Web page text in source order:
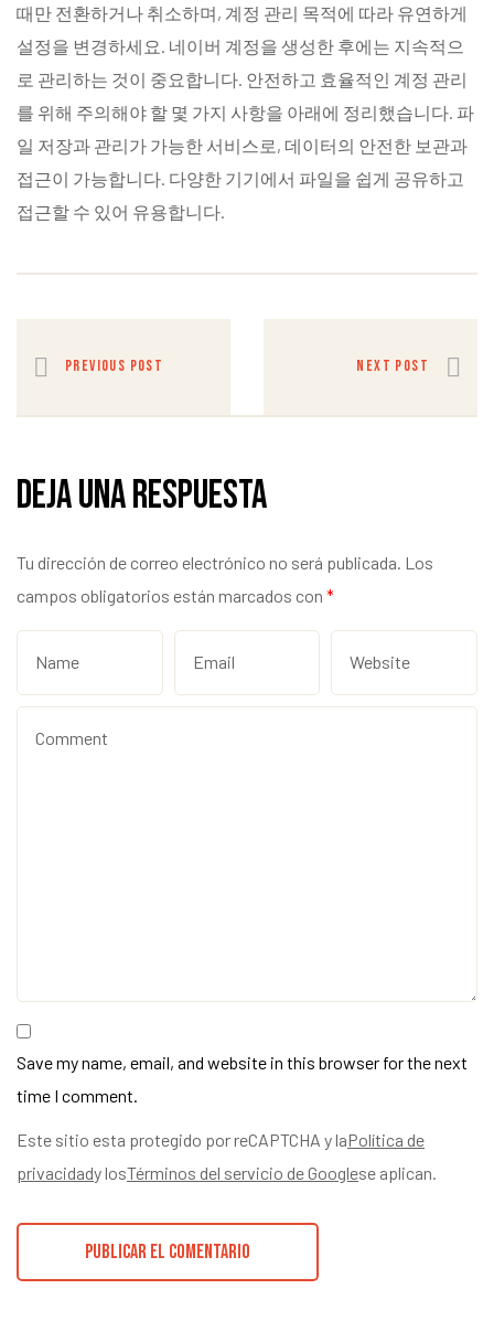
때만 전환하거나 취소하며, 계정 관리 목적에 따라 유연하게
설정을 변경하세요. 네이버 계정을 생성한 후에는 지속적으
로 관리하는 것이 중요합니다. 안전하고 효율적인 계정 관리
를 위해 주의해야 할 몇 가지 사항을 아래에 정리했습니다. 파
일 저장과 관리가 가능한 서비스로, 데이터의 안전한 보관과
접근이 가능합니다. 다양한 기기에서 파일을 쉽게 공유하고
접근할 수 있어 유용합니다.
PREVIOUS POST NEXT POST
Deja una respuesta
Tu dirección de correo electrónico no será publicada. Los
campos obligatorios están marcados con *
Save my name, email, and website in this browser for the next
time I comment.
Este sitio esta protegido por reCAPTCHA y laPolítica de
privacidady losTérminos del servicio de Googlese aplican.